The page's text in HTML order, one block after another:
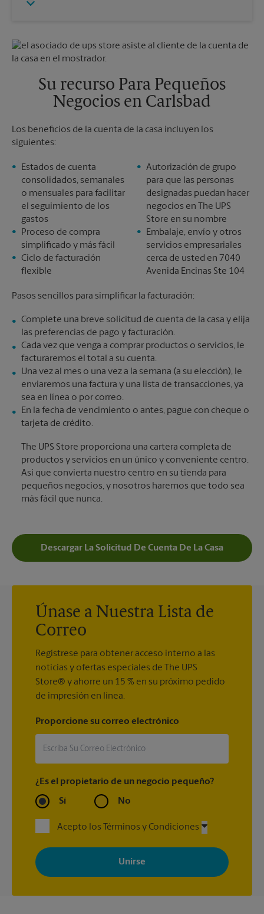
Viernes
Lunes
5:00 PM
Martes
5:00 PM
Su recurso Para Pequeños
Negocios en Carlsbad
Los beneficios de la cuenta de la casa incluyen los
siguientes:
Estados de cuenta
consolidados, semanales
o mensuales para facilitar
el seguimiento de los
gastos
Proceso de compra
simplificado y más fácil
Ciclo de facturación
flexible
Autorización de grupo
para que las personas
designadas puedan hacer
negocios en The UPS
Store en su nombre
Embalaje, envío y otros
servicios empresariales
cerca de usted en 7040
Avenida Encinas Ste 104
Pasos sencillos para simplificar la facturación:
Complete una breve solicitud de cuenta de la casa y elija
las preferencias de pago y facturación.
Cada vez que venga a comprar productos o servicios, le
facturaremos el total a su cuenta.
Una vez al mes o una vez a la semana (a su elección), le
enviaremos una factura y una lista de transacciones, ya
sea en línea o por correo.
En la fecha de vencimiento o antes, pague con cheque o
tarjeta de crédito.
The UPS Store proporciona una cartera completa de
productos y servicios en un único y conveniente centro.
Así que convierta nuestro centro en su tienda para
pequeños negocios, y nosotros haremos que todo sea
más fácil que nunca.
Descargar La Solicitud De Cuenta De La Casa
Únase a Nuestra Lista de
Correo
Regístrese para obtener acceso interno a las
noticias y ofertas especiales de The UPS
Store® y ahorre un 15 % en su próximo pedido
de impresión en línea.
Proporcione su correo electrónico
¿Es el propietario de un negocio pequeño?
Sí No
Acepto los Términos y Condiciones
Al registrarse, acepta recibir correos electrónicos de The UPS
Store con noticias, ofertas especiales, promociones y mensajes
adaptados a sus intereses. Puede darse de baja en cualquier
momento. Para más información, consulte nuestra política de